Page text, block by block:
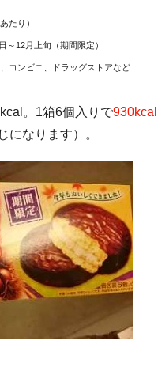
たり）
～12月上旬（期間限定）
コンビニ、ドラッグストアなど
。1箱6個入りで930kcal
になります）。